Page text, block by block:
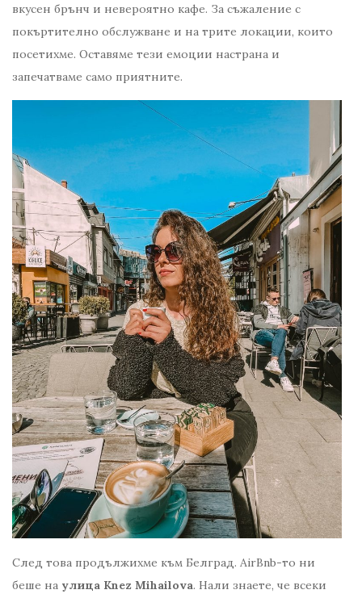
вкусен брънч и невероятно кафе. За съжаление с
покъртително обслужване и на трите локации, които
посетихме. Оставяме тези емоции настрана и
запечатваме само приятните.
След това продължихме към Белград. AirBnb-то ни
беше на улица Knez Mihailova. Нали знаете, че всеки